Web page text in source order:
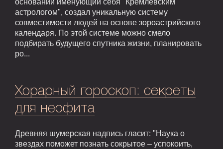
оснований именующий себя "Кремлевским
астрологом", создал уникальную систему
совместимости людей на основе зороастрийского
календаря. По этой системе можно смело
подбирать будущего спутника жизни, планировать
ро...
Хорарный гороскоп: секреты
для неофита
Древняя шумерская надпись гласит: "Наука о
звездах поможет познать сокрытое – успокоить,